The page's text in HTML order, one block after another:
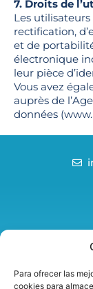
Para ofrecer las
cookies para
7. Droits de
Les utilisateurs
rectification,
et de
électronique
leur pièce
Vous avez
auprès de
données